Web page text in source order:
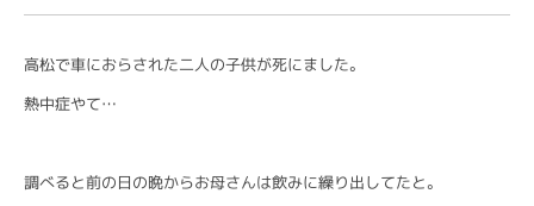
高松で車におらされた二人の子供が死にました。
熱中症やて…
調べると前の日の晩からお母さんは飲みに繰り出してたと。